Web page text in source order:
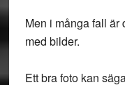
Men i många fall är
med bilder.
Ett bra foto kan